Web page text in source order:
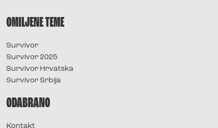
OMILJENE TEME
Survivor
Survivor 2025
Survivor Hrvatska
Survivor Srbija
ODABRANO
Kontakt